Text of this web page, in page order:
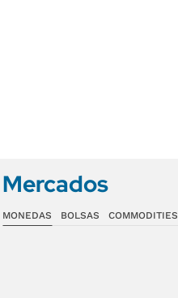
Mercados
MONEDAS BOLSAS COMMODITIES